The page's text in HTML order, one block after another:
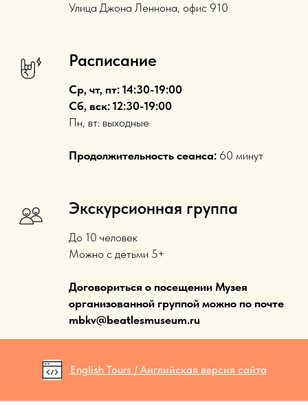
Улица Джона Леннона, офис 910
Расписание
Ср, чт, пт: 14:30-19:00
Сб, вск: 12:30-19:00
Пн, вт: выходные
Продолжительность сеанса: 60 минут
Экскурсионная группа
До 10 человек
Можно с детьми 5+
Договориться о посещении Музея
организованной группой можно по почте
mbkv@beatlesmuseum.ru
English Tours / Английская версия сайта